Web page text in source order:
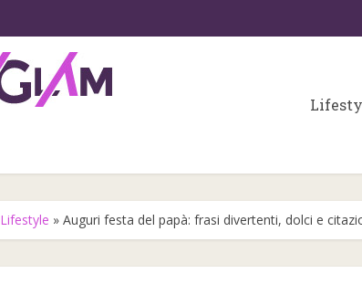
Lifestyle » Auguri festa del papà: frasi divertenti, dolci e